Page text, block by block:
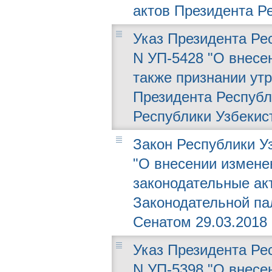
актов Президента
Указ Президента
N УП-5428 "О
также признании
Президента
Республики
Закон Республики
"О внесении
законодательные
Законодательной
Сенатом 29.03.2018
Указ Президента